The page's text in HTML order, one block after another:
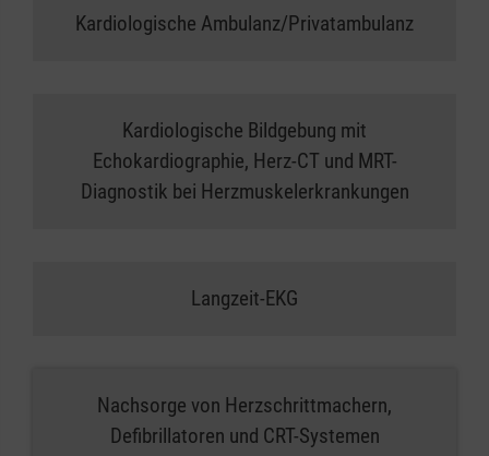
Kardiologische Ambulanz/Privatambulanz
Kardiologische Bildgebung mit
Echokardiographie, Herz-CT und MRT-
Diagnostik bei Herzmuskelerkrankungen
Langzeit-EKG
Nachsorge von Herzschrittmachern,
Defibrillatoren und CRT-Systemen